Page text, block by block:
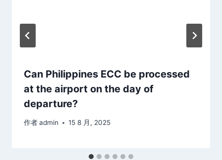
Can Philippines ECC be processed
at the airport on the day of
departure?
作者admin 15 8 月, 2025